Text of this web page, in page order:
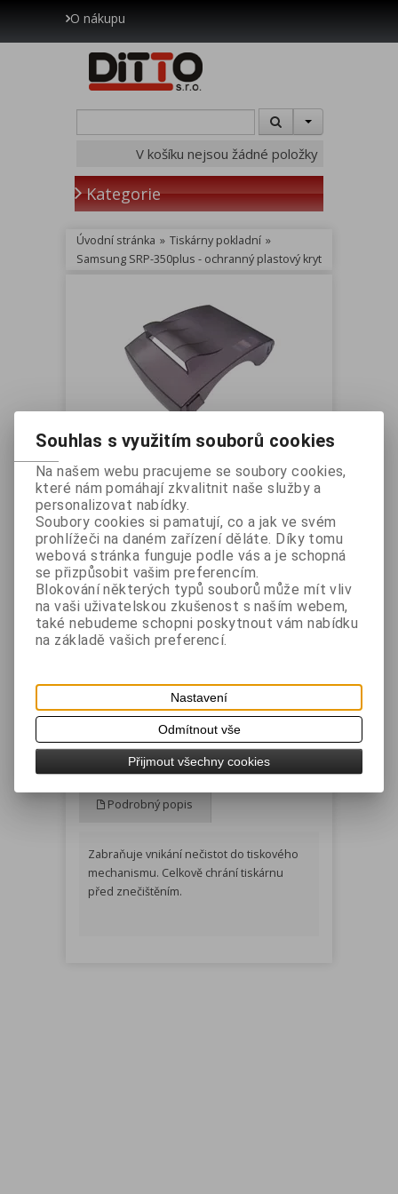
O nákupu
V košíku nejsou žádné položky
Kategorie
Úvodní stránka » Tiskárny pokladní »
Samsung SRP-350plus - ochranný plastový kryt
Samsung SRP-350plus -
ochranný plastový kryt
Vaše cena bez DPH: 271 Kč
Vaše cena s DPH:328 Kč
ks
Přidat do košíku
Katalogové číslo:RSC350+
Dostupnost:Skladem
Dotaz na výrobek
Tisk
Ochranný plastový kryt pro SRP-350
Podrobný popis
Zabraňuje vnikání nečistot do tiskového
mechanismu. Celkově chrání tiskárnu
před znečištěním.
Souhlas s využitím souborů cookies
Na našem webu pracujeme se soubory cookies,
které nám pomáhají zkvalitnit naše služby a
personalizovat nabídky.
Soubory cookies si pamatují, co a jak ve svém
prohlížeči na daném zařízení děláte. Díky tomu
webová stránka funguje podle vás a je schopná
se přizpůsobit vašim preferencím.
Blokování některých typů souborů může mít vliv
na vaši uživatelskou zkušenost s naším webem,
také nebudeme schopni poskytnout vám nabídku
na základě vašich preferencí.
Nastavení
Odmítnout vše
Přijmout všechny cookies